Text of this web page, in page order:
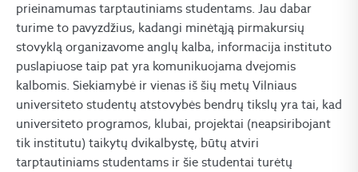
prieinamumas tarptautiniams studentams. Jau dabar
turime to pavyzdžius, kadangi minėtąją pirmakursių
stovyklą organizavome anglų kalba, informacija instituto
puslapiuose taip pat yra komunikuojama dvejomis
kalbomis. Siekiamybė ir vienas iš šių metų Vilniaus
universiteto studentų atstovybės bendrų tikslų yra tai, kad
universiteto programos, klubai, projektai (neapsiribojant
tik institutu) taikytų dvikalbystę, būtų atviri
tarptautiniams studentams ir šie studentai turėtų